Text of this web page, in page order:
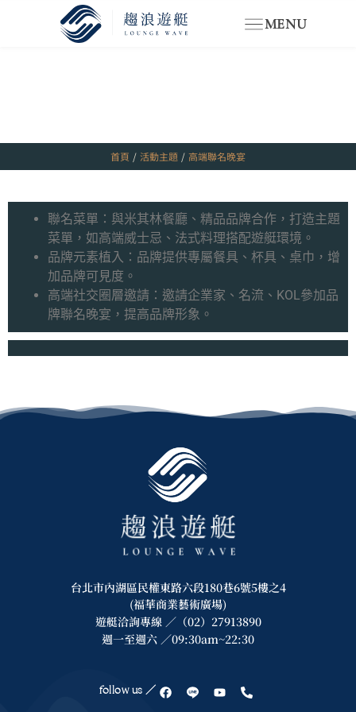
MENU
首頁 / 活動主題 / 高端聯名晚宴
聯名菜單：與米其林餐廳、精品品牌合作，打造主題
菜單，如高端威士忌、法式料理搭配遊艇環境。
品牌元素植入：品牌提供專屬餐具、杯具、桌巾，增
加品牌可見度。
高端社交圈層邀請：邀請企業家、名流、KOL參加品
牌聯名晚宴，提高品牌形象。
台北市內湖區民權東路六段180巷6號5樓之4
(福華商業藝術廣場)
遊艇洽詢專線 ／（02）27913890
週一至週六 ／09:30am~22:30
follow us ／